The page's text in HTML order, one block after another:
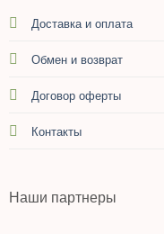
Доставка и оплата
Обмен и возврат
Договор оферты
Контакты
Наши партнеры